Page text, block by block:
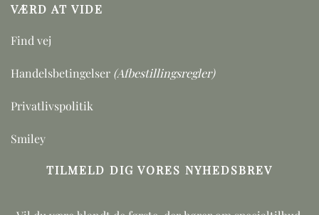
VÆRD AT VIDE
Find vej
Handelsbetingelser (Afbestillingsregler)
Privatlivspolitik
Smiley
TILMELD DIG VORES NYHEDSBREV